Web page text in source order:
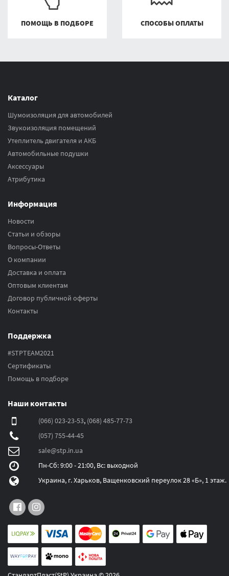
ПОМОЩЬ В ПОДБОРЕ СПОСОБЫ ОПЛАТЫ
Каталог
Шумоизоляция для автомобилей
Звукоизоляция помещений
Утеплитель двигателя и АКБ
Автомобильные подушки
Аксесcуары
Атрибутика
Информация
Новости
Статьи и обзоры
Вопросы-Ответы
О компании
Доставка и оплата
Оптовым клиентам
Договор публичной оферты
Контакты
Поддержка
#STPTEAM2021
Сертификаты
Помощь в подборе
Наши контакты
(066) 023-23-53, (068) 485-77-73
(057) 755-44-45
sale@stp.in.ua
Пн-Сб: 9:00 - 21:00, Вс: выходной
Украина, г. Харьков, Ващенковский переулок 28 «Б», 1 этаж.